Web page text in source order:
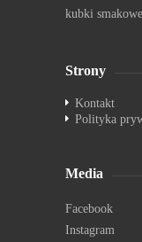
kubki
Strony
Kontakt
Polityka
Media
Facebook
Instagram